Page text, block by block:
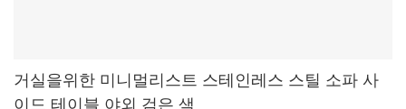
거실을위한 미니멀리스트 스테인레스 스틸 소파 사
이드 테이블 야외 검은 색